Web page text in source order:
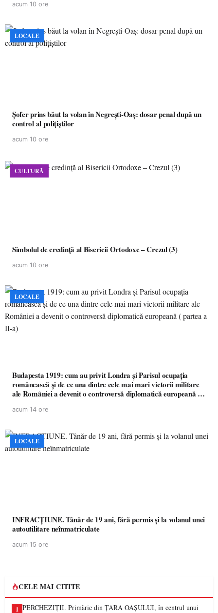
acum 10 ore
LOCALE
Șofer prins băut la volan în Negrești-Oaș: dosar penal după un
control al polițiștilor
acum 10 ore
CULTURĂ
Simbolul de credinţă al Bisericii Ortodoxe – Crezul (3)
acum 10 ore
LOCALE
Budapesta 1919: cum au privit Londra și Parisul ocupația
românească și de ce una dintre cele mai mari victorii militare
ale României a devenit o controversă diplomatică europeană (
acum 14 ore
LOCALE
INFRACȚIUNE. Tânăr de 19 ani, fără permis și la volanul unei
autoutilitare neînmatriculate
acum 15 ore
CELE MAI CITITE
1 PERCHEZIȚII. Primărie din ȚARA OAȘULUI, în centrul unui